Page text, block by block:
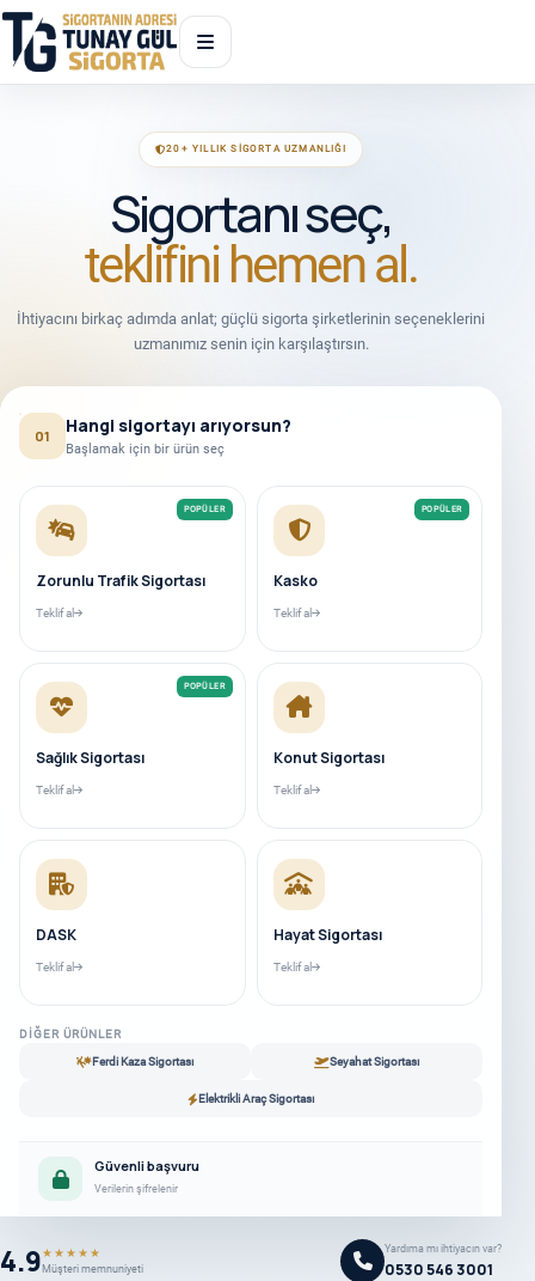
20+ YILLIK SIGORTA UZMANLIĞI
Sigortanı seç,
teklifini hemen al.
İhtiyacını birkaç adımda anlat; güçlü sigorta şirketlerinin seçeneklerini
uzmanımız senin için karşılaştırsın.
01 Hangi sigortayı arıyorsun?
Başlamak için bir ürün seç
POPÜLER
Zorunlu Trafik Sigortası
Teklif al
POPÜLER
Kasko
Teklif al
POPÜLER
Sağlık Sigortası
Teklif al
Konut Sigortası
Teklif al
DASK
Teklif al
Hayat Sigortası
Teklif al
DIĞER ÜRÜNLER
Ferdi Kaza Sigortası Seyahat Sigortası
Elektrikli Araç Sigortası
Güvenli başvuru
Verilerin şifrelenir
4.9★★★★★
Müşteri memnuniyeti
Yardıma mı ihtiyacın var?
0530 546 3001